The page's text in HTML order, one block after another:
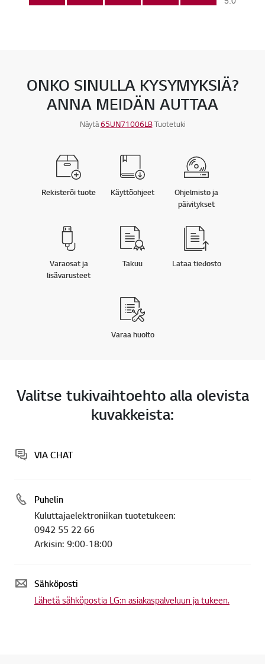
ONKO SINULLA KYSYMYKSIÄ?
ANNA MEIDÄN AUTTAA
Näytä65UN71006LBTuotetuki
Rekisteröi tuote Käyttöohjeet
Ohjelmisto ja
päivitykset
Varaosat ja
lisävarusteet
Takuu Lataa tiedosto
Varaa huolto
Valitse tukivaihtoehto alla olevista
kuvakkeista:
VIA CHAT
Puhelin
Kuluttajaelektroniikan tuotetukeen:
0942 55 22 66
Arkisin: 9:00-18:00
Sähköposti
Lähetä sähköpostia LG:n asiakaspalveluun ja tukeen.